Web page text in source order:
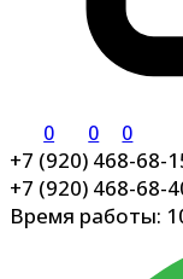
0 0 0
+7 (920) 468-68-
+7 (920) 468-68-
Время работы: